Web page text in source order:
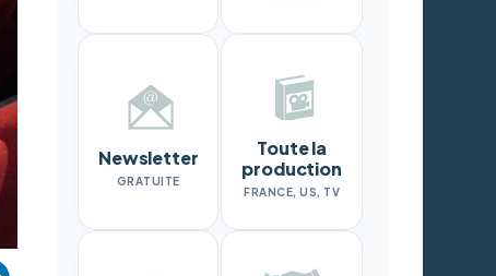
Newsletter
GRATUITE
Toute la
production
FRANCE, US, TV